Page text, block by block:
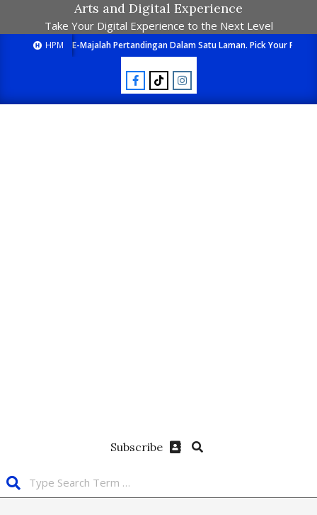
Arts and Digital Experience
Take Your Digital Experience to the Next Level
HPM E-Majalah Pertandingan Dalam Satu Laman. Pick Your
Subscribe